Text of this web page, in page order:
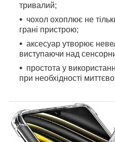
тривалий;
чохол охоплює не
грані пристрою;
аксесуар утворює
виступаючи над
простота у
при необхідності